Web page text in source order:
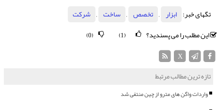
تگهای خبر:
ابزار , تخصص , ساخت ,
شركت
این مطلب را می پسندید؟
(0)
تازه ترین مطالب مرتبط
واردات واگن های مترو از چین منتفی شد